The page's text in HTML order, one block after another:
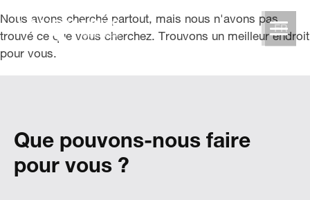
FR
Nous avons cherché partout, mais nous n'avons pas
trouvé ce que vous cherchez. Trouvons un meilleur endroit
pour vous.
Que pouvons-nous faire
pour vous ?